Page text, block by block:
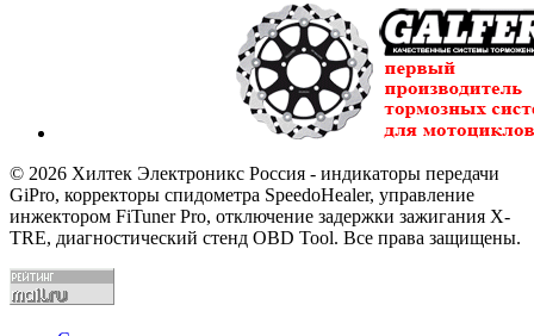
© 2026 Хилтек Электроникс Россия - индикаторы передачи
GiPro, корректоры спидометра SpeedoHealer, управление
инжектором FiTuner Pro, отключение задержки зажигания X-
TRE, диагностический стенд OBD Tool. Все права защищены.